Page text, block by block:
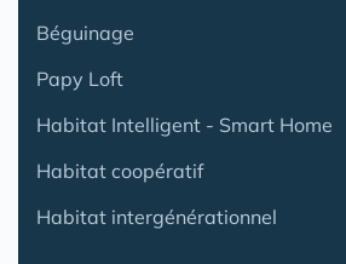
Béguinage
Papy Loft
Habitat Intelligent - Smart Home
Habitat coopératif
Habitat intergénérationnel